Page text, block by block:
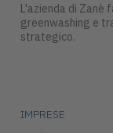
L'azienda di Zanè
greenwashing e
strategico.
IMPRESE